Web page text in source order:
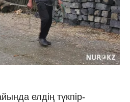
елдің түкпір-